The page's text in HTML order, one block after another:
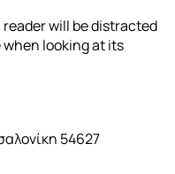
will be distracted
looking at its
54627